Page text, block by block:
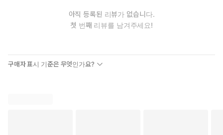
전략의 수립이 필요하다. 우리 경제 및 산업은 ‘회복 탄력적인 시
스템’을 넘어 본래 상태보다 더욱 발전하는 ‘탄력성장’을 만들어
『탄력성장』은 현재 한국 산업의 가장 중요한 이슈들에 대한 현
실적인 관점뿐만 아니라 미래에 대한 청사진까지 담았다. 총 2부
지털 전략을 연구하고 있다. 디지털사회 혁신에 관심이 있고, KAIST
사회기술혁신연구소를 이끌고 있다.
아직 등록된 리뷰가 없습니다.
첫 번째 리뷰를 남겨주세요!
구매자 표시 기준은 무엇인가요?